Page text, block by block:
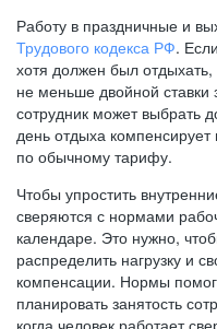
Работу в праздничные и
Трудового кодекса РФ.
хотя должен был
не меньше двойной ставки
сотрудник может выбрать
день отдыха
по обычному тарифу.
Чтобы упростить
сверяются с нормами
календаре. Это нужно,
распределить нагрузку и
компенсации. Нормы
планировать занятость
когда человек работает